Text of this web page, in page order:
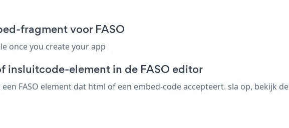
fragment voor FASO
once you create your app
insluitcode-element in de FASO editor
FASO element dat html of een embed-code accepteert. sla op, bekijk